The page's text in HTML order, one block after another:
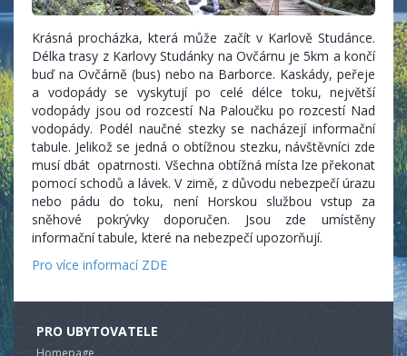
Krásná procházka, která může začít v Karlově Studánce.
Délka trasy z Karlovy Studánky na Ovčárnu je 5km a končí
buď na Ovčárně (bus) nebo na Barborce. Kaskády, peřeje
a vodopády se vyskytují po celé délce toku, největší
vodopády jsou od rozcestí Na Paloučku po rozcestí Nad
vodopády. Podél naučné stezky se nacházejí informační
tabule. Jelikož se jedná o obtížnou stezku, návštěvníci zde
musí dbát opatrnosti. Všechna obtížná místa lze překonat
pomocí schodů a lávek. V zimě, z důvodu nebezpečí úrazu
nebo pádu do toku, není Horskou službou vstup za
sněhové pokrývky doporučen. Jsou zde umístěny
informační tabule, které na nebezpečí upozorňují.
Pro více informací ZDE
PRO UBYTOVATELE
Homepage